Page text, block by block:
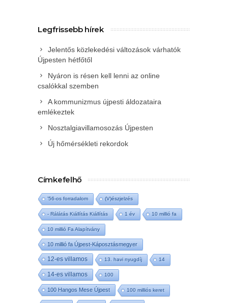
Legfrissebb hírek
Jelentős közlekedési változások várhatók
Újpesten hétfőtől
Nyáron is résen kell lenni az online
csalókkal szemben
A kommunizmus újpesti áldozataira
emlékeztek
Nosztalgiavillamosozás Újpesten
Új hőmérsékleti rekordok
Címkefelhő
'56-os forradalom (V)észjelzés
- Rálátás Kiállítás Kiállítás 1 év 10 millió fa
10 millió Fa Alapítvány
10 millió fa Újpest-Káposztásmegyer
12-es villamos 13. havi nyugdíj 14
14-es villamos 100
100 Hangos Mese Újpest 100 milliós keret